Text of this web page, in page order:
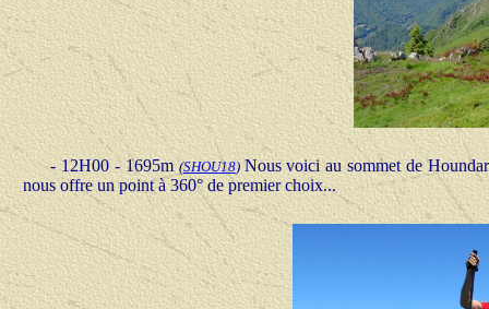
- 12H00 - 1695m(SHOU18)Nous voici au sommet de
nous offre un point à 360° de premier choix...